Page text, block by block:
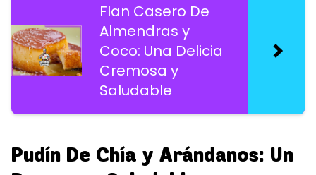
Flan Casero De
Almendras y
Coco: Una Delicia
Cremosa y
Saludable
Pudín De Chía y Arándanos: Un